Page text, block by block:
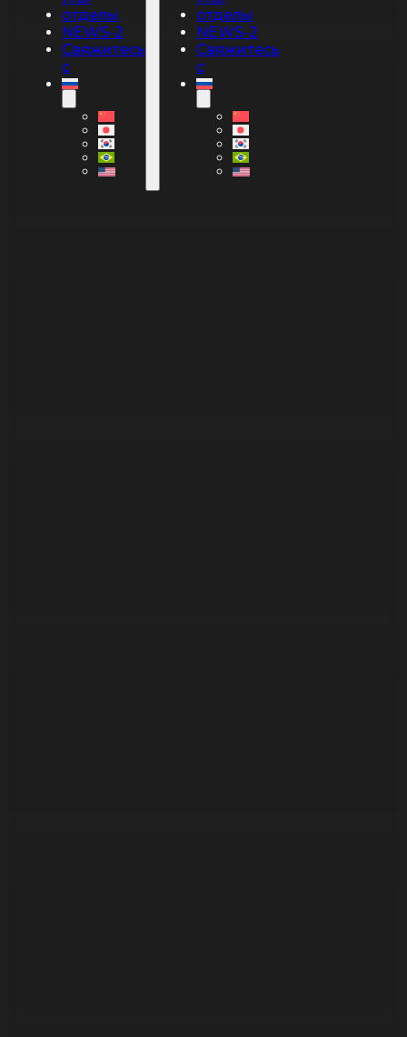
отделы
NEWS-2
Свяжитесь
с
отделы
NEWS-2
Свяжитесь
с